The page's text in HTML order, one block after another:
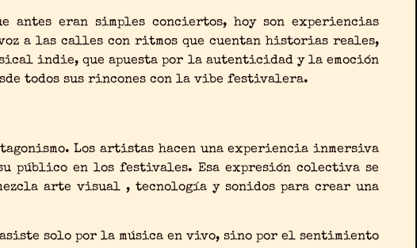
antes eran simples conciertos, hoy son experiencias
a las calles con ritmos que cuentan historias reales,
indie, que apuesta por la autenticidad y la emoción
todos sus rincones con la vibe festivalera.
Los artistas hacen una experiencia inmersiva
público en los festivales. Esa expresión colectiva se
arte visual , tecnología y sonidos para crear una
solo por la música en vivo, sino por el sentimiento